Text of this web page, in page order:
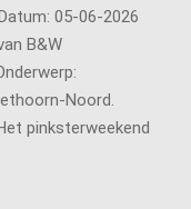
05-06-2026
B&W
Noord.
pinksterweekend